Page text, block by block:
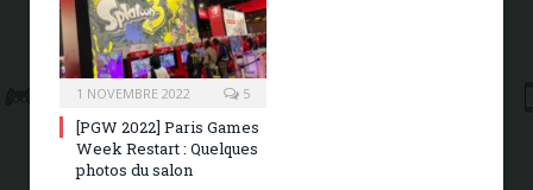
1 NOVEMBRE 2022 5
[PGW 2022] Paris Games
Week Restart : Quelques
photos du salon